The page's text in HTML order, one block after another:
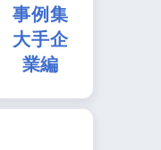
事例集
大手企
業編